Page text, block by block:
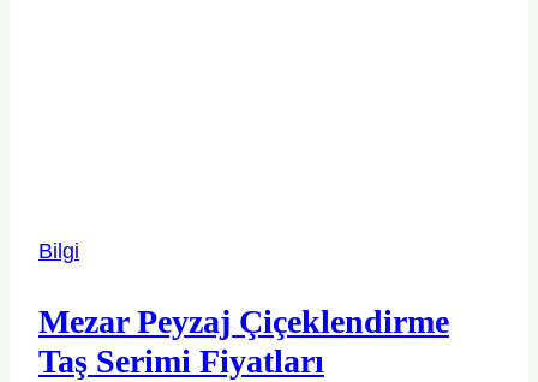
Bilgi
Mezar Peyzaj Çiçeklendirme
Taş Serimi Fiyatları